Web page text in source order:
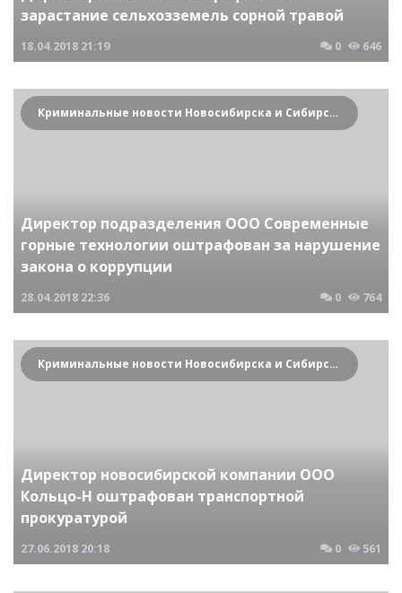
зарастание сельхозземель сорной травой
18.04.2018 21:19 0 646
Криминальные новости Новосибирска и Сибирского региона
Директор подразделения ООО Современные
горные технологии оштрафован за нарушение
закона о коррупции
28.04.2018 22:36 0 764
Криминальные новости Новосибирска и Сибирского региона
Директор новосибирской компании ООО
Кольцо-Н оштрафован транспортной
прокуратурой
27.06.2018 20:18 0 561